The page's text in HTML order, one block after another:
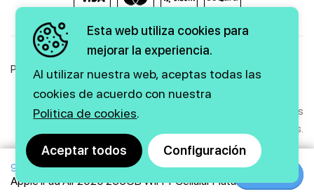
957€
Apple iPad Air 2020 256GB WiFi + Cellular Plata
Política de Privacidad Política de Cookies Aviso Legal
Copyright © 2026 firstmarkt. Todos los derechos
reservados.
Agencia SEOy diseño web GMEDIA
Esta web utiliza cookies para
mejorar la experiencia.
Al utilizar nuestra web, aceptas todas las
cookies de acuerdo con nuestra
Politica de cookies.
Aceptar todos Configuración